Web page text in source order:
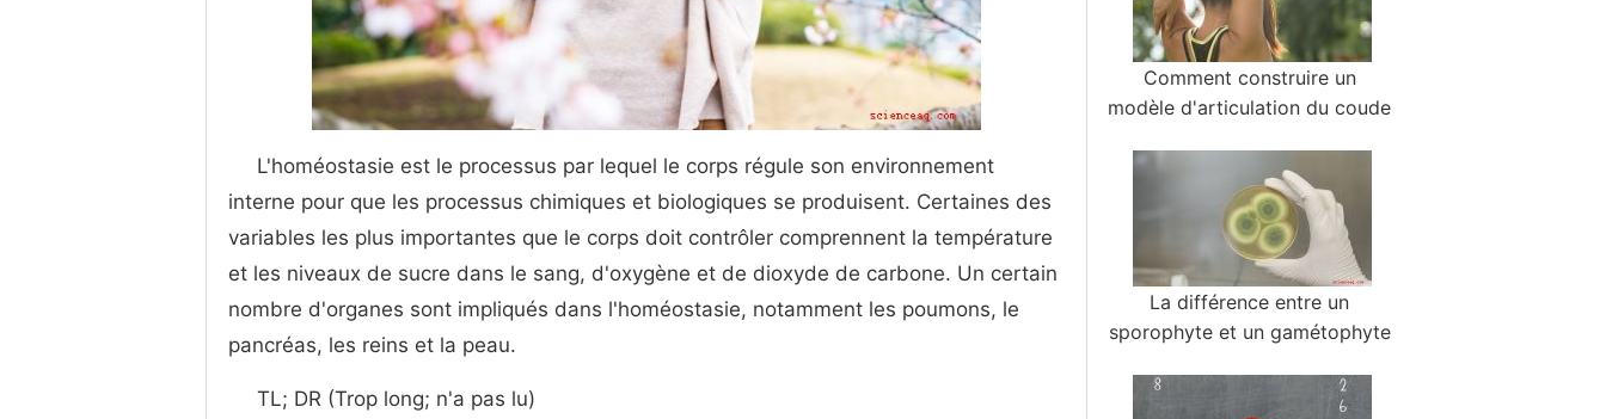
L'homéostasie est le processus par lequel le corps régule son environnement
interne pour que les processus chimiques et biologiques se produisent. Certaines des
variables les plus importantes que le corps doit contrôler comprennent la température
et les niveaux de sucre dans le sang, d'oxygène et de dioxyde de carbone. Un certain
nombre d'organes sont impliqués dans l'homéostasie, notamment les poumons, le
pancréas, les reins et la peau.
TL; DR (Trop long; n'a pas lu)
Comment construire un
modèle d'articulation du coude
La différence entre un
sporophyte et un gamétophyte